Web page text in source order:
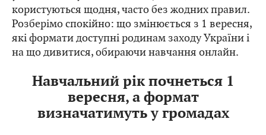
користуються щодня, часто без жодних правил.
Розберімо спокійно: що змінюється з 1 вересня,
які формати доступні родинам заходу України і
на що дивитися, обираючи навчання онлайн.
Навчальний рік почнеться 1
вересня, а формат
визначатимуть у громадах